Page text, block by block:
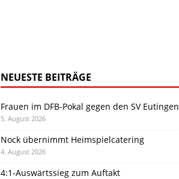
NEUESTE BEITRÄGE
Frauen im DFB-Pokal gegen den SV Eutingen
5. August 2026
Nock übernimmt Heimspielcatering
4. August 2026
4:1-Auswärtssieg zum Auftakt